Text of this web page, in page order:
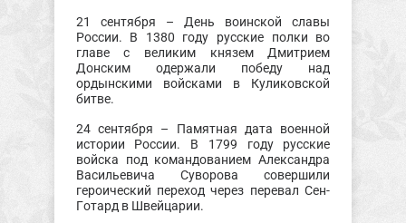
21 сентября – День воинской славы
России. В 1380 году русские полки во
главе с великим князем Дмитрием
Донским одержали победу над
ордынскими войсками в Куликовской
битве.
24 сентября – Памятная дата военной
истории России. В 1799 году русские
войска под командованием Александра
Васильевича Суворова совершили
героический переход через перевал Сен-
Готард в Швейцарии.